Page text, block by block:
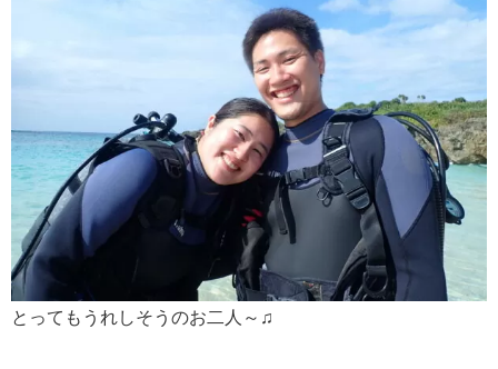
とってもうれしそうのお二人～♫